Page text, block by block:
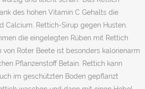
des hohen Vitamin C Gehalts die
Calcium. Rettich-Sirup gegen Husten.
die eingelegten Rüben mit Rettich
Roter Beete ist besonders kalorienarm
Pflanzenstoff Betain. Rettich kann
im geschützten Boden gepflanzt